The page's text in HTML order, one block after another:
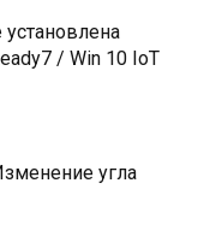
/ Win 10 IoT
угла